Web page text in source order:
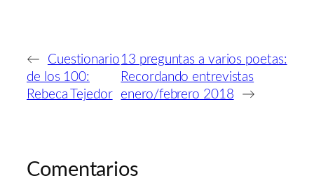
←
Cuestionario
de los 100:
Rebeca Tejedor
13 preguntas a varios poetas:
Recordando entrevistas
enero/febrero 2018
→
Comentarios